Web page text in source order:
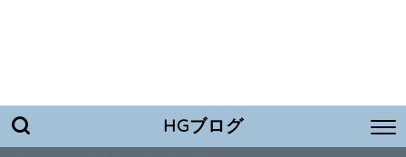
HGブログ